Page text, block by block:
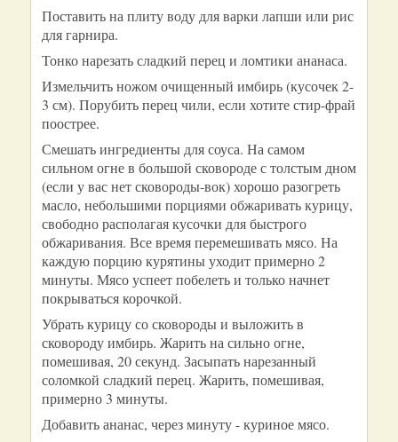
Поставить на плиту воду для варки лапши или рис
для гарнира.
Тонко нарезать сладкий перец и ломтики ананаса.
Измельчить ножом очищенный имбирь (кусочек 2-
3 см). Порубить перец чили, если хотите стир-фрай
поострее.
Смешать ингредиенты для соуса. На самом
сильном огне в большой сковороде с толстым дном
(если у вас нет сковороды-вок) хорошо разогреть
масло, небольшими порциями обжаривать курицу,
свободно располагая кусочки для быстрого
обжаривания. Все время перемешивать мясо. На
каждую порцию курятины уходит примерно 2
минуты. Мясо успеет побелеть и только начнет
покрываться корочкой.
Убрать курицу со сковороды и выложить в
сковороду имбирь. Жарить на сильно огне,
помешивая, 20 секунд. Засыпать нарезанный
соломкой сладкий перец. Жарить, помешивая,
примерно 3 минуты.
Добавить ананас, через минуту - куриное мясо.